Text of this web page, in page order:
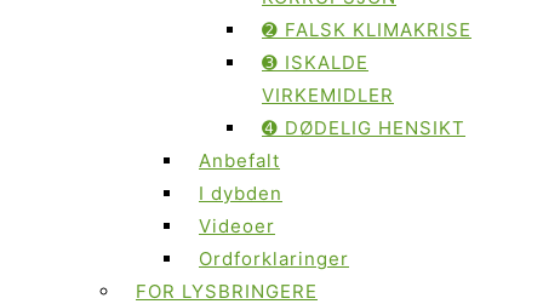
➋ FALSK KLIMAKRISE
➌ ISKALDE
VIRKEMIDLER
➍ DØDELIG HENSIKT
Anbefalt
I dybden
Videoer
Ordforklaringer
FOR LYSBRINGERE